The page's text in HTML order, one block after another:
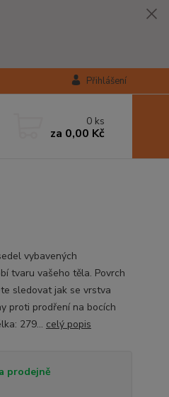
Přihlášení
0 ks
za 0,00 Kč
vybavených
tvaru vašeho těla. Povrch
sledovat jak se vrstva
proti prodření na bocích
279... celý popis
prodejně